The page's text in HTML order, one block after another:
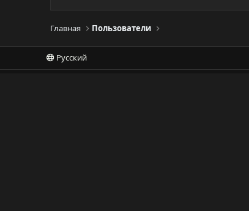
Главная Пользователи
Русский